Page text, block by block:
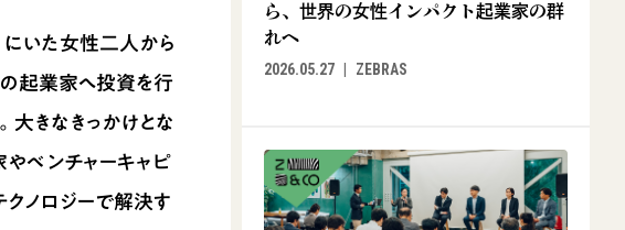
いた女性二人から
起業家へ投資を行
大きなきっかけとな
やベンチャーキャピ
ノロジーで解決す
ら、世界の女性インパクト起業家の群
れへ
2026.05.27
ZEBRAS